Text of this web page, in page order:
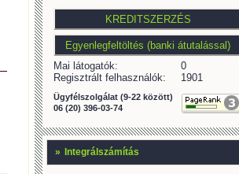
Mai látogatók:
0
Regisztrált felhasználók:
1901
Ügyfélszolgálat (9-22 között)
06 (20) 396-03-74
» Integrálszámítás